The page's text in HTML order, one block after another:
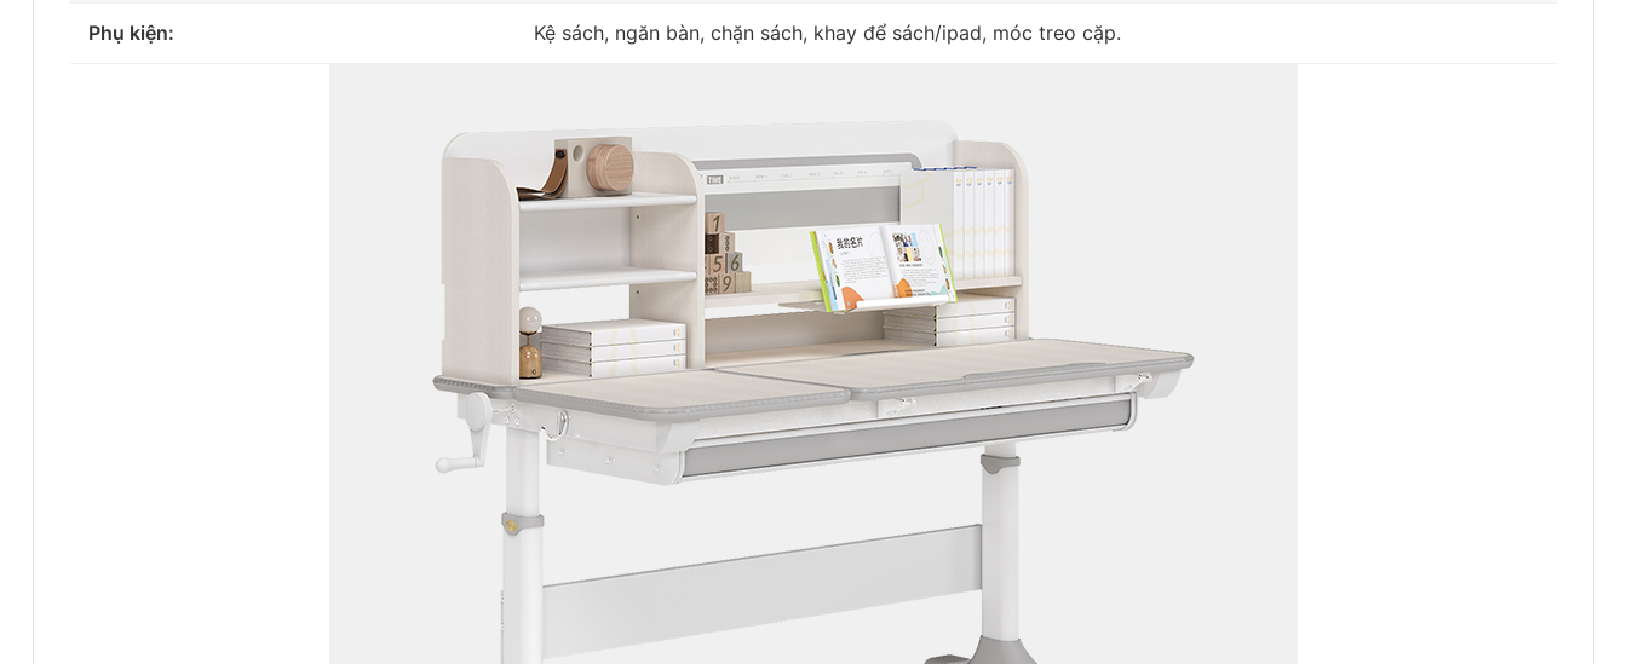
Phụ kiện: Kệ sách, ngăn bàn, chặn sách, khay để sách/ipad, móc treo cặp.